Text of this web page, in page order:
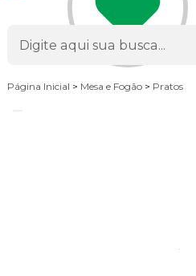
Página Inicial > Mesa e Fogão > Pratos